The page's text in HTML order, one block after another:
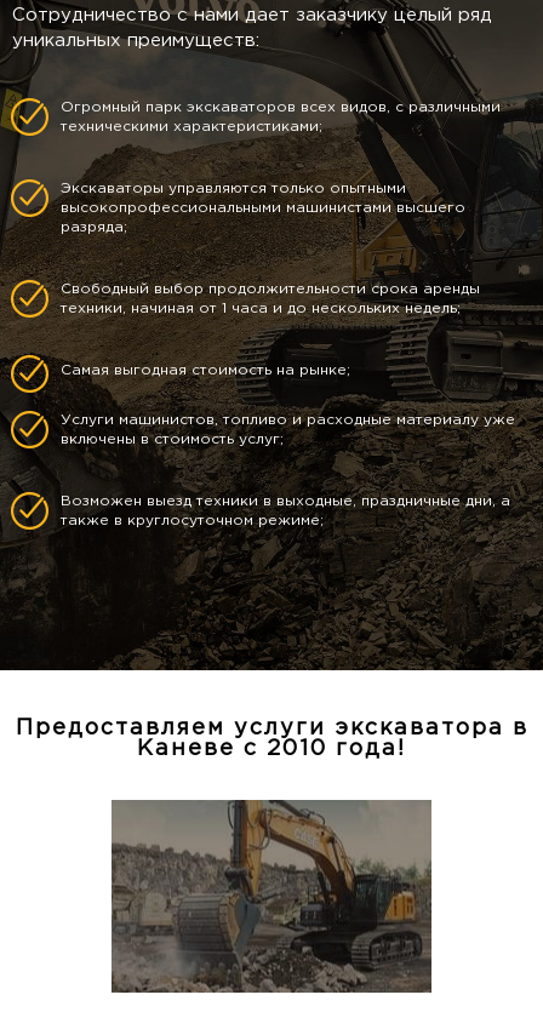
Сотрудничество с нами дает заказчику целый ряд
уникальных преимуществ:
Огромный парк экскаваторов всех видов, с различными
техническими характеристиками;
Экскаваторы управляются только опытными
высокопрофессиональными машинистами высшего
разряда;
Свободный выбор продолжительности срока аренды
техники, начиная от 1 часа и до нескольких недель;
Самая выгодная стоимость на рынке;
Услуги машинистов, топливо и расходные материалу уже
включены в стоимость услуг;
Возможен выезд техники в выходные, праздничные дни, а
также в круглосуточном режиме;
Предоставляем услуги экскаватора в
Каневе с 2010 года!